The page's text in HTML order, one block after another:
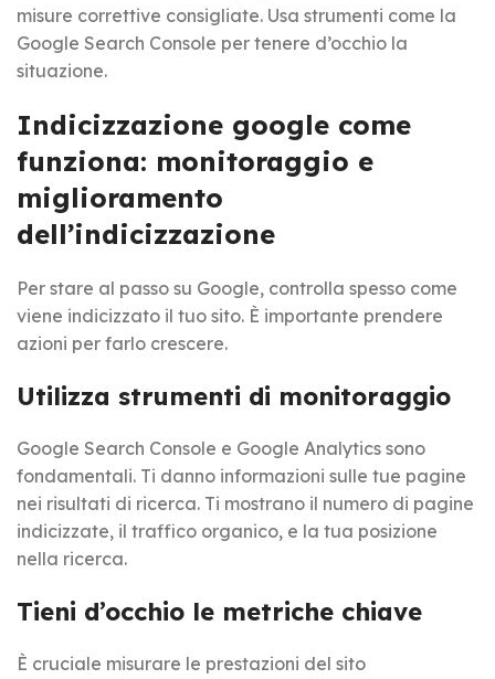
misure correttive consigliate. Usa strumenti come la
Google Search Console per tenere d’occhio la
situazione.
Indicizzazione google come
funziona: monitoraggio e
miglioramento
dell’indicizzazione
Per stare al passo su Google, controlla spesso come
viene indicizzato il tuo sito. È importante prendere
azioni per farlo crescere.
Utilizza strumenti di monitoraggio
Google Search Console e Google Analytics sono
fondamentali. Ti danno informazioni sulle tue pagine
nei risultati di ricerca. Ti mostrano il numero di pagine
indicizzate, il traffico organico, e la tua posizione
nella ricerca.
Tieni d’occhio le metriche chiave
È cruciale misurare le prestazioni del sito